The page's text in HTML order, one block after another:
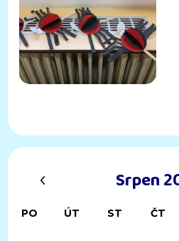
Srpen
PO ÚT ST ČT